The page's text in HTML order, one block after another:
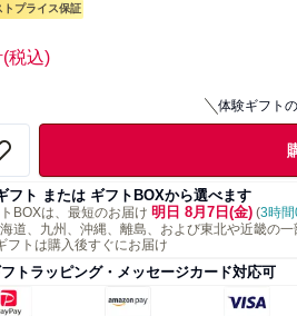
トプライス保証
(税込)
体験ギフト
フト または ギフトBOXから選べます
BOXは、最短のお届け 明日 8月7日(金) (3時
道、九州、沖縄、離島、および東北や近畿の一
フトは購入後すぐにお届け
トラッピング・メッセージカード対応可